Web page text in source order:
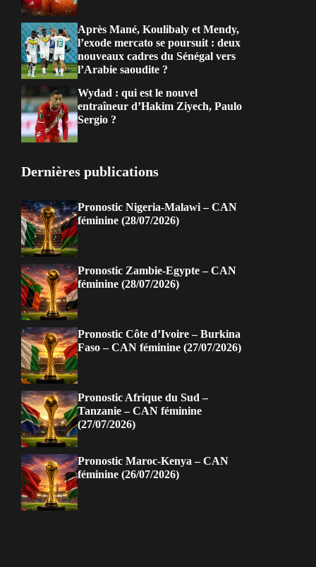
Après Mané, Koulibaly et Mendy,
l’exode mercato se poursuit : deux
nouveaux cadres du Sénégal vers
l’Arabie saoudite ?
Wydad : qui est le nouvel
entraîneur d’Hakim Ziyech, Paulo
Sergio ?
Dernières publications
Pronostic Nigeria-Malawi – CAN
féminine (28/07/2026)
Pronostic Zambie-Egypte – CAN
féminine (28/07/2026)
Pronostic Côte d’Ivoire – Burkina
Faso – CAN féminine (27/07/2026)
Pronostic Afrique du Sud –
Tanzanie – CAN féminine
(27/07/2026)
Pronostic Maroc-Kenya – CAN
féminine (26/07/2026)